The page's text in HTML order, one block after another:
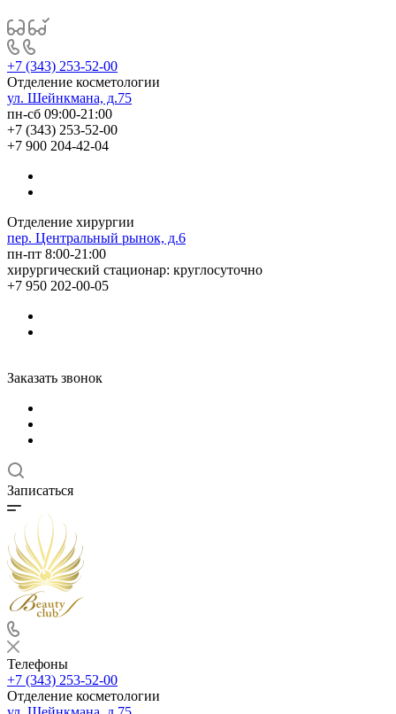
+7 (343) 253-52-00
Отделение косметологии
ул. Шейнкмана, д.75
пн-сб 09:00-21:00
+7 (343) 253-52-00
+7 900 204-42-04
Отделение хирургии
пер. Центральный рынок, д.6
пн-пт 8:00-21:00
хирургический стационар: круглосуточно
+7 950 202-00-05
Заказать звонок
Записаться
Телефоны
+7 (343) 253-52-00
Отделение косметологии